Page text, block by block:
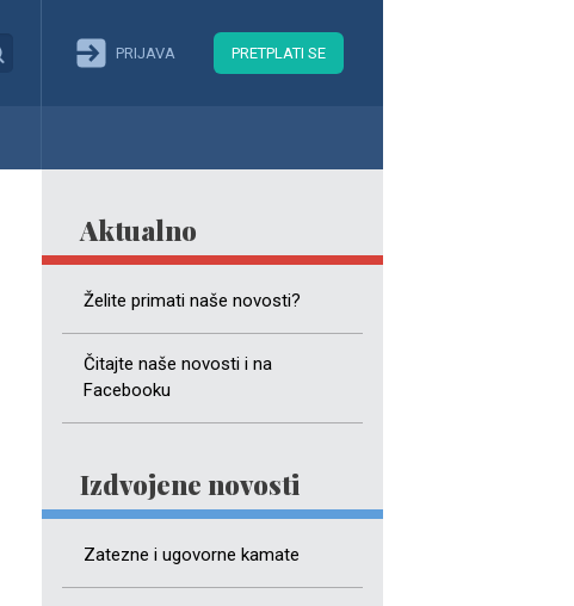
PRIJAVA PRETPLATI SE
Aktualno
Želite primati naše novosti?
Čitajte naše novosti i na
Facebooku
Izdvojene novosti
Zatezne i ugovorne kamate